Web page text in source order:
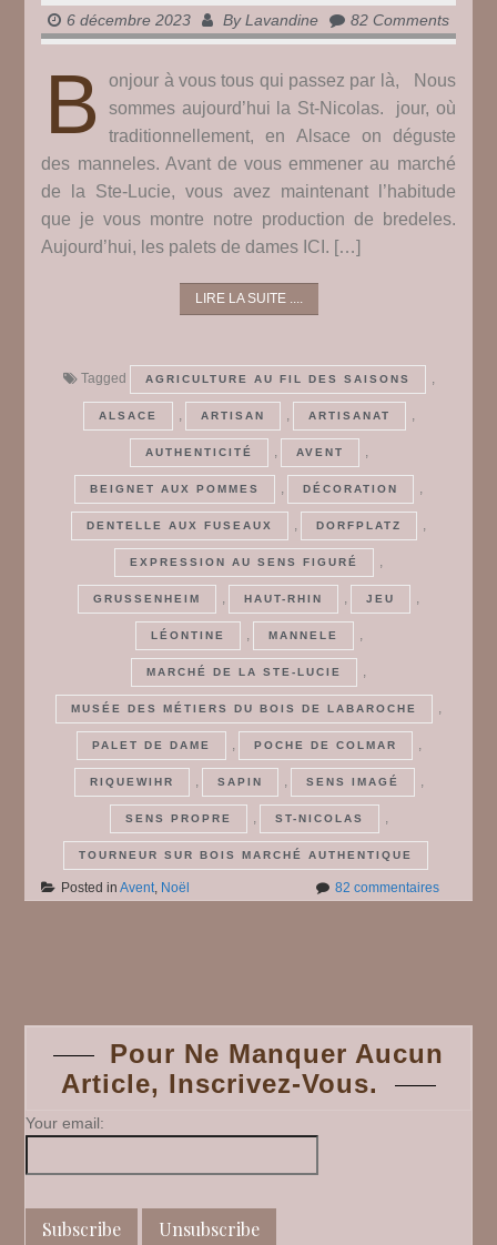
6 décembre 2023 ByLavandine 82 Comments
B
onjour à vous tous qui passez par là, Nous
sommes aujourd’hui la St-Nicolas. jour, où
traditionnellement, en Alsace on déguste
des manneles. Avant de vous emmener au marché
de la Ste-Lucie, vous avez maintenant l’habitude
que je vous montre notre production de bredeles.
Aujourd’hui, les palets de dames ICI. […]
LIRE LA SUITE ....
Tagged AGRICULTURE AU FIL DES SAISONS
ALSACE ARTISAN ARTISANAT
AUTHENTICITÉ AVENT
BEIGNET AUX POMMES DÉCORATION
DENTELLE AUX FUSEAUX DORFPLATZ
EXPRESSION AU SENS FIGURÉ
GRUSSENHEIM HAUT-RHIN JEU
LÉONTINE MANNELE
MARCHÉ DE LA STE-LUCIE
MUSÉE DES MÉTIERS DU BOIS DE LABAROCHE
PALET DE DAME POCHE DE COLMAR
RIQUEWIHR SAPIN SENS IMAGÉ
SENS PROPRE ST-NICOLAS
TOURNEUR SUR BOIS MARCHÉ AUTHENTIQUE
Posted inAvent Noël 82 commentairessur
navigation
Pour Ne Manquer Aucun
Article, Inscrivez-Vous.
Your email: